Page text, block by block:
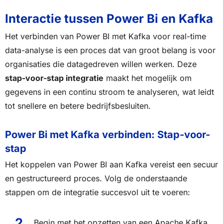
Interactie tussen Power Bi en Kafka
Het verbinden van Power BI met Kafka voor real-time
data-analyse is een proces dat van groot belang is voor
organisaties die datagedreven willen werken. Deze
stap-voor-stap integratie maakt het mogelijk om
gegevens in een continu stroom te analyseren, wat leidt
tot snellere en betere bedrijfsbesluiten.
Power Bi met Kafka verbinden: Stap-voor-
stap
Het koppelen van Power BI aan Kafka vereist een secuur
en gestructureerd proces. Volg de onderstaande
stappen om de integratie succesvol uit te voeren: